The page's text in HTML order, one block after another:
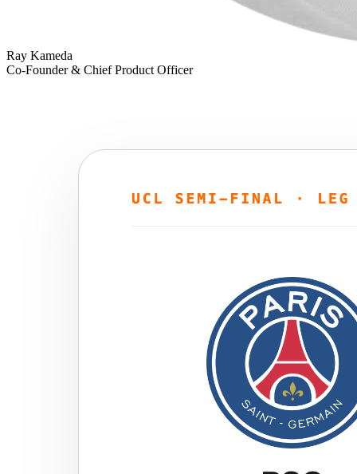
Ray Kameda
Co-Founder & Chief Product Officer